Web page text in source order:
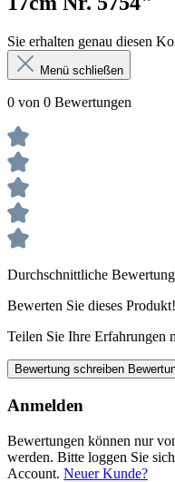
Sie erhalten genau diesen
Menü schließen
0 von 0 Bewertungen
Durchschnittliche
Bewerten Sie dieses Produkt!
Teilen Sie Ihre Erfahrungen
Bewertung schreiben
Anmelden
Bewertungen können nur
werden. Bitte loggen Sie
Account. Neuer Kunde?